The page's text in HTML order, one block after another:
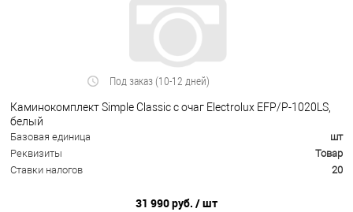
Под заказ (10-12 дней)
Каминокомплект Simple Classic с очаг Electrolux EFP/P-1020LS,
белый
Базовая единица
шт
Реквизиты
Товар
Ставки налогов
20
31 990 руб. / шт